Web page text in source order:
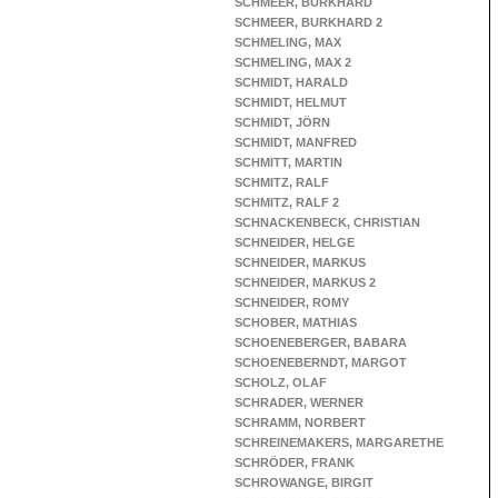
SCHMEER, BURKHARD 2
SCHMELING, MAX
SCHMELING, MAX 2
SCHMIDT, HARALD
SCHMIDT, HELMUT
SCHMIDT, JÖRN
SCHMIDT, MANFRED
SCHMITT, MARTIN
SCHMITZ, RALF
SCHMITZ, RALF 2
SCHNACKENBECK, CHRISTIAN
SCHNEIDER, HELGE
SCHNEIDER, MARKUS
SCHNEIDER, MARKUS 2
SCHNEIDER, ROMY
SCHOBER, MATHIAS
SCHOENEBERGER, BABARA
SCHOENEBERNDT, MARGOT
SCHOLZ, OLAF
SCHRADER, WERNER
SCHRAMM, NORBERT
SCHREINEMAKERS, MARGARETHE
SCHRÖDER, FRANK
SCHROWANGE, BIRGIT